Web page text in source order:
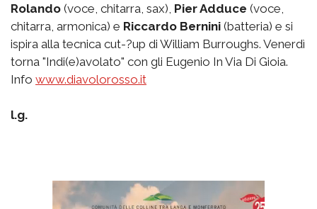
Rolando (voce, chitarra, sax), Pier Adduce (voce,
chitarra, armonica) e Riccardo Bernini (batteria) e si
ispira alla tecnica cut-?up di William Burroughs. Venerdì
torna "Indi(e)avolato" con gli Eugenio In Via Di Gioia.
Info www.diavolorosso.it
l.g.